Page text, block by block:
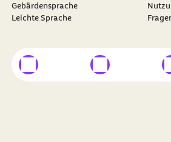
Gebärdensprache
Leichte Sprache
Besuchen Sie dieBARMER auf
externer Link externer Link